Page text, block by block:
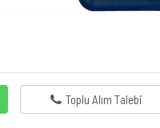
Toplu Alım Talebi